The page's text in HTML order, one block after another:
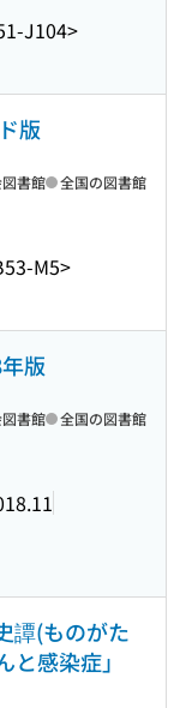
J104>
版
M5>
書館 全国の図書館
版
書館 全国の図書館
譚(ものがた
と感染症」